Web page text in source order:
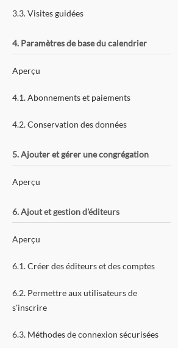
3.3. Visites guidées
4. Paramètres de base du calendrier
Aperçu
4.1. Abonnements et paiements
4.2. Conservation des données
5. Ajouter et gérer une congrégation
Aperçu
6. Ajout et gestion d'éditeurs
Aperçu
6.1. Créer des éditeurs et des comptes
6.2. Permettre aux utilisateurs de
s'inscrire
6.3. Méthodes de connexion sécurisées